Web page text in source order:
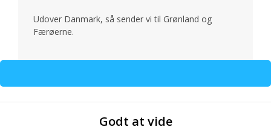
Udover Danmark, så sender vi til Grønland og
Færøerne.
Godt at vide